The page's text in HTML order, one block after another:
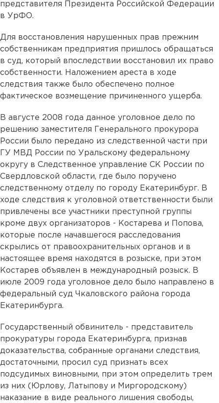
представителя Президента Российской Федерации
в УрФО.
Для восстановления нарушенных прав прежним
собственникам предприятия пришлось обращаться
в суд, который впоследствии восстановил их право
собственности. Наложением ареста в ходе
следствия также было обеспечено полное
фактическое возмещение причиненного ущерба.
В августе 2008 года данное уголовное дело по
решению заместителя Генерального прокурора
России было передано из следственной части при
ГУ МВД России по Уральскому федеральному
округу в Следственное управление СК России по
Свердловской области, где было поручено
следственному отделу по городу Екатеринбург. В
ходе следствия к уголовной ответственности были
привлечены все участники преступной группы
кроме двух организаторов - Костарева и Попова,
которые после начавшегося расследования
скрылись от правоохранительных органов и в
настоящее время находятся в розыске, при этом
Костарев объявлен в международный розыск. В
июле 2009 года уголовное дело было направлено в
федеральный суд Чкаловского района города
Екатеринбурга.
Государственный обвинитель - представитель
прокуратуры города Екатеринбурга, признав
доказательства, собранные органами следствия,
достаточными, просил суд признать всех
подсудимых виновными, при этом определить трем
из них (Юрлову, Латыпову и Миргородскому)
наказание в виде реального лишения свободы,